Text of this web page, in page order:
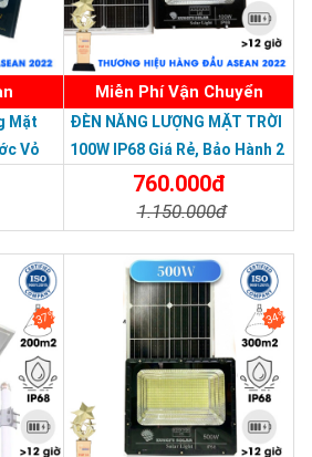
HÀNG ĐẦU ASEAN 2022
Mặt
Vỏ
Miễn Phí Vận Chuyển
ĐÈN NĂNG LƯỢNG MẶT TRỜI
100W IP68 Giá Rẻ, Bảo Hành 2
760.000đ
1.150.000đ
37% 34%